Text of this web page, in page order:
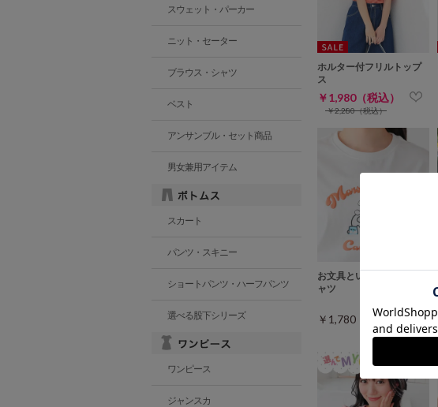
ホルター付フリルトップ
ス
￥1,980（税込）
￥2,280（税込）
お文具といっしょ／Ｔシ
ャツ
￥1,780（税込）
スウェット・パーカー
ニット・セーター
ブラウス・シャツ
ベスト
アンサンブル・セット商品
男女兼用アイテム
スカート
パンツ・スキニー
ショートパンツ・ハーフパンツ
選べる股下シリーズ
ワンピース
ジャンスカ